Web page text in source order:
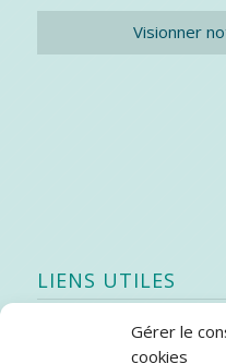
Gérer le
cookies
Visionner
LIENS UTILES
Quoi de neuf